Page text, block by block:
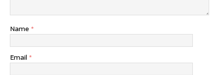
Name *
Email *